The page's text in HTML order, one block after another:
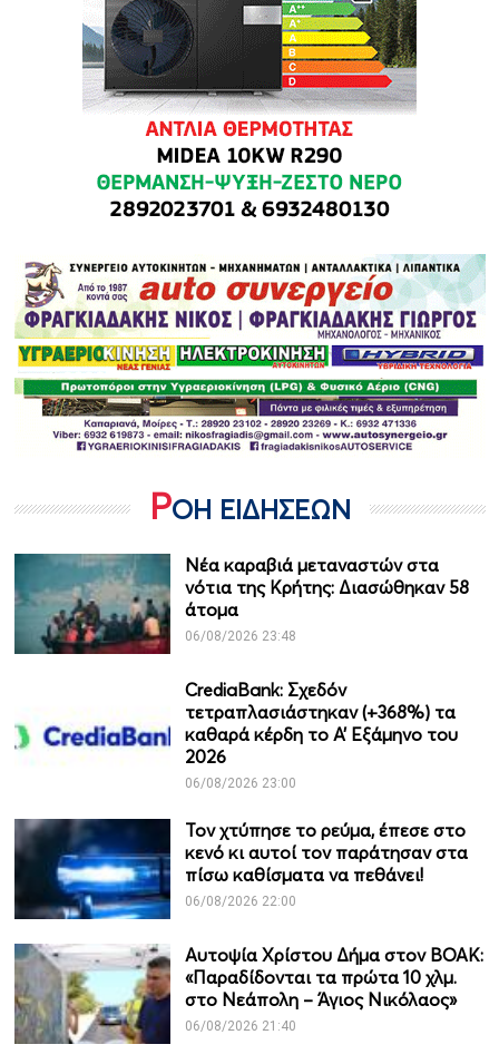
ΡΟΗ ΕΙΔΗΣΕΩΝ
Νέα καραβιά μεταναστών στα
νότια της Κρήτης: Διασώθηκαν 58
άτομα
06/08/2026 23:48
CrediaBank: Σχεδόν
τετραπλασιάστηκαν (+368%) τα
καθαρά κέρδη το Α’ Εξάμηνο του
2026
06/08/2026 23:00
Τον χτύπησε το ρεύμα, έπεσε στο
κενό κι αυτοί τον παράτησαν στα
πίσω καθίσματα να πεθάνει!
06/08/2026 22:00
Αυτοψία Χρίστου Δήμα στον ΒΟΑΚ:
«Παραδίδονται τα πρώτα 10 χλμ.
στο Νεάπολη – Άγιος Νικόλαος»
06/08/2026 21:40